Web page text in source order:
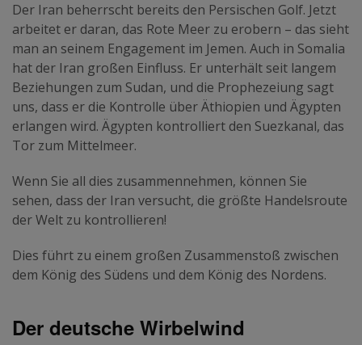
Der Iran beherrscht bereits den Persischen Golf. Jetzt
arbeitet er daran, das Rote Meer zu erobern – das sieht
man an seinem Engagement im Jemen. Auch in Somalia
hat der Iran großen Einfluss. Er unterhält seit langem
Beziehungen zum Sudan, und die Prophezeiung sagt
uns, dass er die Kontrolle über Äthiopien und Ägypten
erlangen wird. Ägypten kontrolliert den Suezkanal, das
Tor zum Mittelmeer.
Wenn Sie all dies zusammennehmen, können Sie
sehen, dass der Iran versucht, die größte Handelsroute
der Welt zu kontrollieren!
Dies führt zu einem großen Zusammenstoß zwischen
dem König des Südens und dem König des Nordens.
Der deutsche Wirbelwind